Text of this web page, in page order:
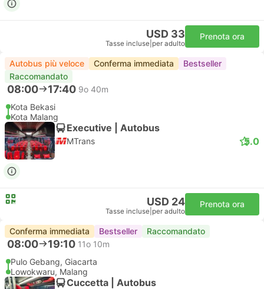
USD 33
Tasse incluse per adulto
Prenota ora
Autobus più veloce Conferma immediata
Bestseller
Raccomandato
08:00 17:40 9o 40m
Kota Bekasi
Kota Malang
Executive | Autobus
MTrans 5.0
USD 24
Tasse incluse per adulto
Prenota ora
Conferma immediata Bestseller Raccomandato
08:00 19:10 11o 10m
Pulo Gebang, Giacarta
Lowokwaru, Malang
Cuccetta | Autobus